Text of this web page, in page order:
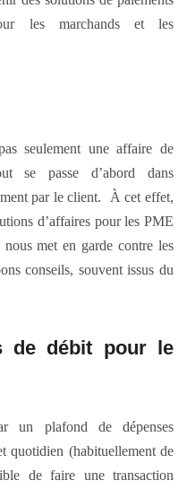
les marchands et les
seulement une affaire de
se passe d’abord dans
par le client. À cet effet,
d’affaires pour les PME
met en garde contre les
conseils, souvent issus du
de débit pour le
un plafond de dépenses
quotidien (habituellement de
de faire une transaction